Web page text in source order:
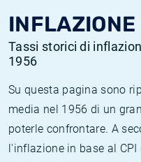
Tassi storici di
1956
Su questa pagina sono
media nel 1956 di un
poterle confrontare. A
l'inflazione in base al